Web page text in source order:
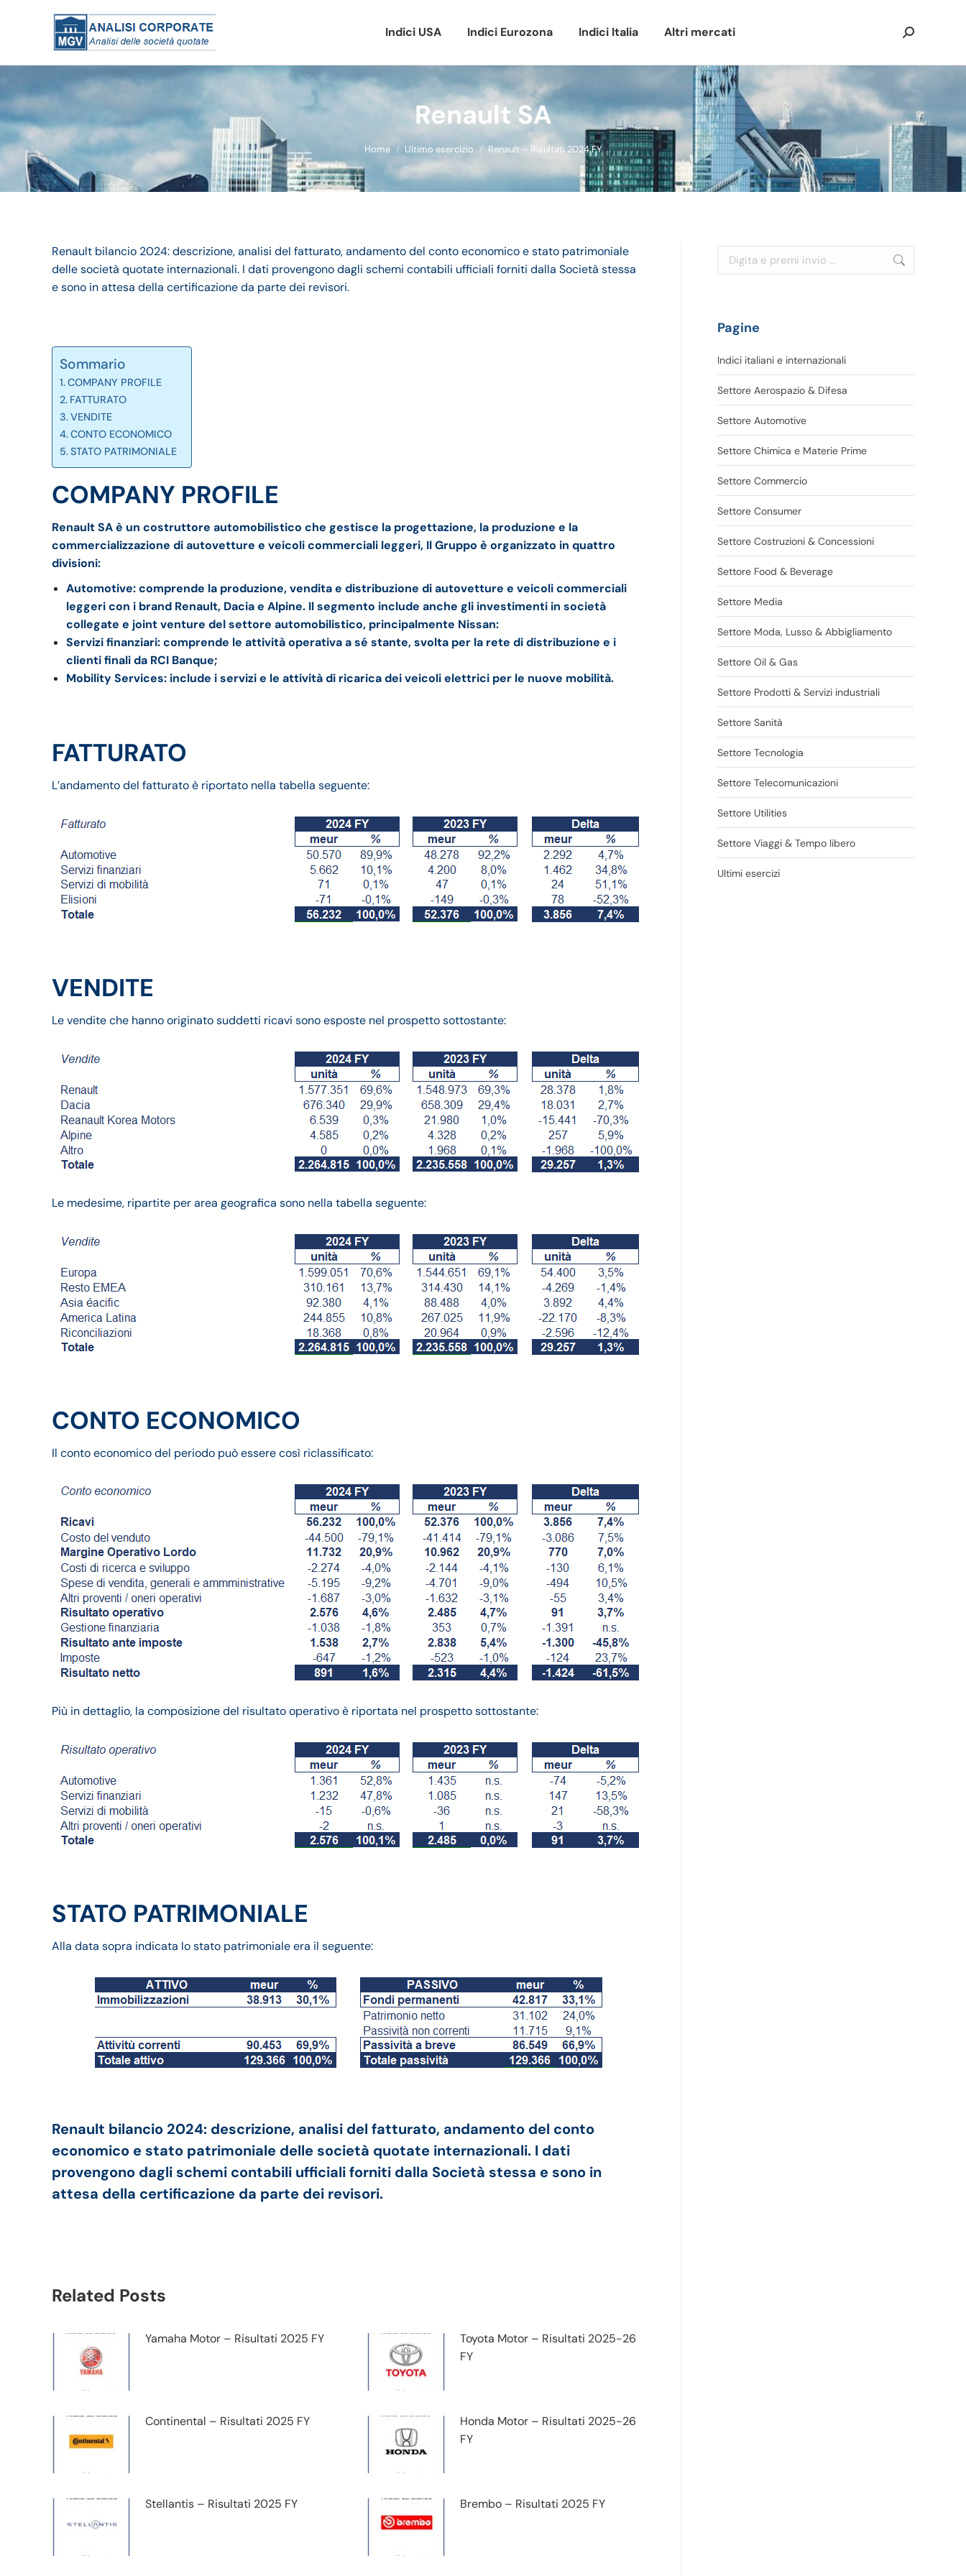
Indici USA Indici Eurozona Indici Italia Altri mercati Cerca:
Renault SA
Tu sei qui:
Home Ultimo esercizio Renault – Risultati 2024 FY
Renault bilancio 2024: descrizione, analisi del fatturato, andamento del conto economico e stato patrimoniale
delle società quotate internazionali. I dati provengono dagli schemi contabili ufficiali forniti dalla Società stessa
e sono in attesa della certificazione da parte dei revisori.
Sommario
COMPANY PROFILE
FATTURATO
VENDITE
CONTO ECONOMICO
STATO PATRIMONIALE
COMPANY PROFILE
Renault SA è un costruttore automobilistico che gestisce la progettazione, la produzione e la
commercializzazione di autovetture e veicoli commerciali leggeri, Il Gruppo è organizzato in quattro
divisioni:
Automotive: comprende la produzione, vendita e distribuzione di autovetture e veicoli commerciali
leggeri con i brand Renault, Dacia e Alpine. Il segmento include anche gli investimenti in società
collegate e joint venture del settore automobilistico, principalmente Nissan:
Servizi finanziari: comprende le attività operativa a sé stante, svolta per la rete di distribuzione e i
clienti finali da RCI Banque;
Mobility Services: include i servizi e le attività di ricarica dei veicoli elettrici per le nuove mobilità.
FATTURATO
L’andamento del fatturato è riportato nella tabella seguente:
VENDITE
Le vendite che hanno originato suddetti ricavi sono esposte nel prospetto sottostante:
Le medesime, ripartite per area geografica sono nella tabella seguente:
CONTO ECONOMICO
Il conto economico del periodo può essere così riclassificato:
Più in dettaglio, la composizione del risultato operativo è riportata nel prospetto sottostante:
STATO PATRIMONIALE
Alla data sopra indicata lo stato patrimoniale era il seguente:
Renault bilancio 2024: descrizione, analisi del fatturato, andamento del conto
economico e stato patrimoniale delle società quotate internazionali. I dati
provengono dagli schemi contabili ufficiali forniti dalla Società stessa e sono in
attesa della certificazione da parte dei revisori.
Related Posts
Yamaha Motor – Risultati 2025 FY
Toyota Motor – Risultati 2025-26
FY
Continental – Risultati 2025 FY
Honda Motor – Risultati 2025-26
FY
Stellantis – Risultati 2025 FY Brembo – Risultati 2025 FY
Cerca:
Pagine
Indici italiani e internazionali
Settore Aerospazio & Difesa
Settore Automotive
Settore Chimica e Materie Prime
Settore Commercio
Settore Consumer
Settore Costruzioni & Concessioni
Settore Food & Beverage
Settore Media
Settore Moda, Lusso & Abbigliamento
Settore Oil & Gas
Settore Prodotti & Servizi industriali
Settore Sanità
Settore Tecnologia
Settore Telecomunicazioni
Settore Utilities
Settore Viaggi & Tempo libero
Ultimi esercizi